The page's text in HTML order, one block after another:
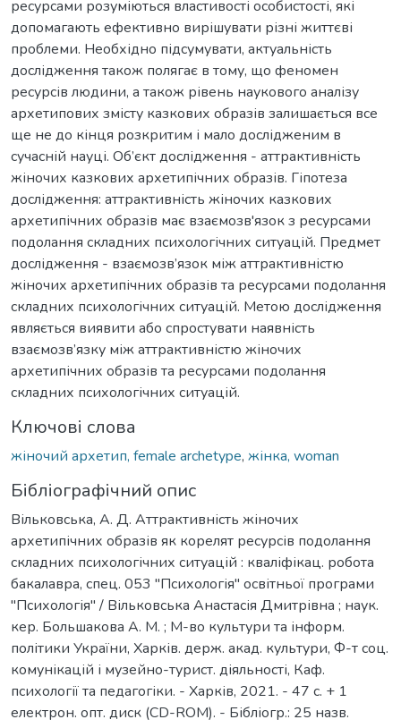
ресурсами розуміються властивості особистості, які
допомагають ефективно вирішувати різні життєві
проблеми. Необхідно підсумувати, актуальність
дослідження також полягає в тому, що феномен
ресурсів людини, а також рівень наукового аналізу
архетипових змісту казкових образів залишається все
ще не до кінця розкритим і мало дослідженим в
сучасній науці. Об’єкт дослідження - аттрактивність
жіночих казкових архетипічних образів. Гіпотеза
дослідження: аттрактивність жіночих казкових
архетипічних образів має взаємозв'язок з ресурсами
подолання складних психологічних ситуацій. Предмет
дослідження - взаємозв’язок між аттрактивністю
жіночих архетипічних образів та ресурсами подолання
складних психологічних ситуацій. Метою дослідження
являється виявити або спростувати наявність
взаємозв’язку між аттрактивністю жіночих
архетипічних образів та ресурсами подолання
складних психологічних ситуацій.
Ключові слова
жіночий архетип, female archetype, жінка, woman
Бібліографічний опис
Вільковська, А. Д. Аттрактивність жіночих
архетипічних образів як корелят ресурсів подолання
складних психологічних ситуацій : кваліфікац. робота
бакалавра, спец. 053 "Психологія" освітньої програми
"Психологія" / Вільковська Анастасія Дмитрівна ; наук.
кер. Большакова А. М. ; М-во культури та інформ.
політики України, Харків. держ. акад. культури, Ф-т соц.
комунікацій і музейно-турист. діяльності, Каф.
психології та педагогіки. - Харків, 2021. - 47 с. + 1
електрон. опт. диск (CD-ROM). - Бібліогр.: 25 назв.